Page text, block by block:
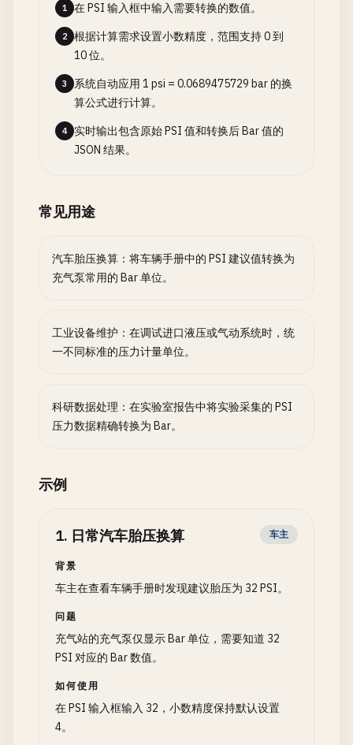
1 在 PSI 输入框中输入需要转换的数值。
2
根据计算需求设置小数精度，范围支持 0 到
10 位。
3
系统自动应用 1 psi = 0.0689475729 bar 的换
算公式进行计算。
4
实时输出包含原始 PSI 值和转换后 Bar 值的
JSON 结果。
常见用途
汽车胎压换算：将车辆手册中的 PSI 建议值转换为
充气泵常用的 Bar 单位。
工业设备维护：在调试进口液压或气动系统时，统
一不同标准的压力计量单位。
科研数据处理：在实验室报告中将实验采集的 PSI
压力数据精确转换为 Bar。
示例
1. 日常汽车胎压换算 车主
背景
车主在查看车辆手册时发现建议胎压为 32 PSI。
问题
充气站的充气泵仅显示 Bar 单位，需要知道 32
PSI 对应的 Bar 数值。
如何使用
在 PSI 输入框输入 32，小数精度保持默认设置
4。